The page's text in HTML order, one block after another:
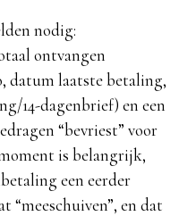
nodig:
ontvangen
datum laatste betaling,
14-dagenbrief) en een
“bevriest” voor
is belangrijk,
een eerder
“meeschuiven”, en dat